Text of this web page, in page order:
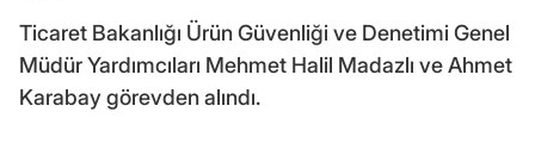
Ticaret Bakanlığı Ürün Güvenliği ve Denetimi Genel
Müdür Yardımcıları Mehmet Halil Madazlı ve Ahmet
Karabay görevden alındı.